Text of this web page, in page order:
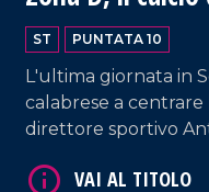
ST PUNTATA 10
L'ultima giornata in
calabrese a centrare
direttore sportivo
VAI AL TITOLO